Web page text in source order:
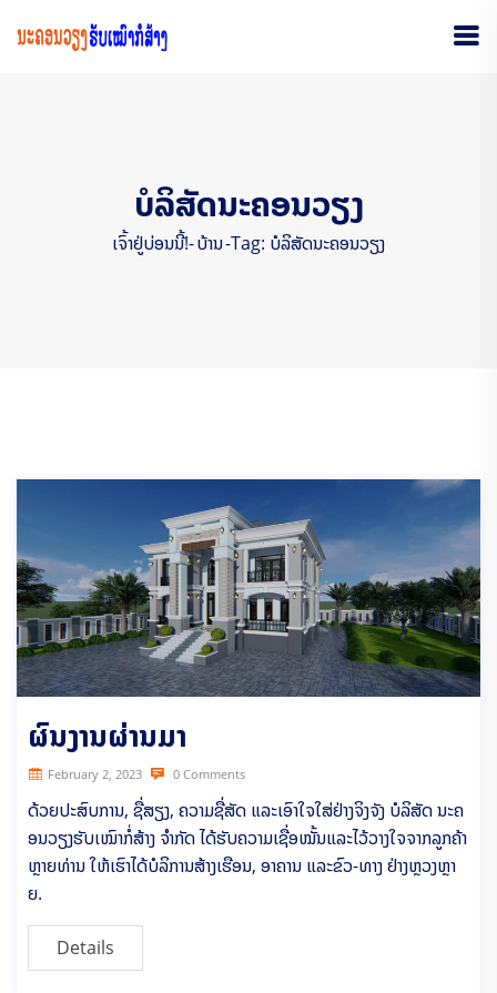
ບໍລິສັດນະຄອນວຽງ
ເຈົ້າຢູ່ບ່ອນນີ້!-ບ້ານ-Tag: ບໍລິສັດນະຄອນວຽງ
ຜົນງານຜ່ານມາ
February 2, 2023 0 Comments
ດ້ວຍປະສົບການ, ຊື່ສຽງ, ຄວາມຊື່ສັດ ແລະເອົາໃຈໃສ່ຢ່າງຈິງຈັງ ບໍລິສັດ ນະຄ
ອນວຽງຮັບເໝົາກໍ່ສ້າງ ຈຳກັດ ໄດ້ຮັບຄວາມເຊື່ອໝັ້ນແລະໄວ້ວາງໃຈຈາກລູກຄ້າ
ຫຼາຍທ່ານ ໃຫ້ເຮົາໄດ້ບໍລິການສ້າງເຮືອນ, ອາຄານ ແລະຂົວ-ທາງ ຢ່າງຫຼວງຫຼາ
ຍ.
Details